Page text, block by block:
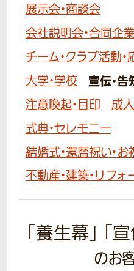
展示会・商談会
会社説明会・合同企
チーム・クラブ活動・
大学・学校
宣伝・告
注意喚起・目印 成
式典・セレモニー
結婚式・還暦祝い・お
不動産・建築・リフォ
「養生幕」 「
のお